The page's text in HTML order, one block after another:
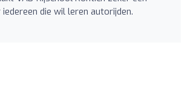
die wil leren autorijden.